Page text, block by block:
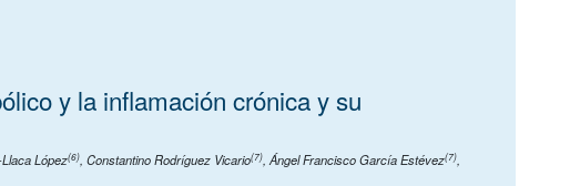
y la inflamación crónica y su
López(6),Constantino Rodríguez Vicario(7),Ángel Francisco García Estévez(7),